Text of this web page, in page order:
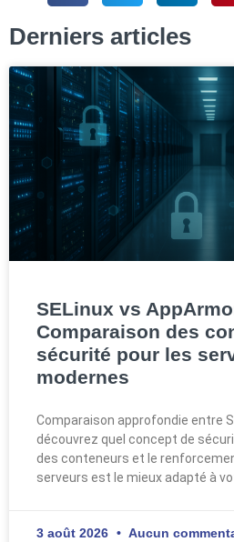
Derniers articles
SELinux vs
Comparaison des
sécurité pour les
modernes
Comparaison approfondie entre
découvrez quel concept de
des conteneurs et le
serveurs est le mieux adapté à
3 août 2026 Aucun